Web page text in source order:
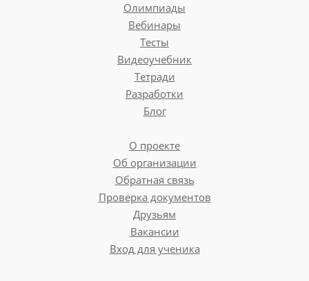
Олимпиады
Вебинары
Тесты
Видеоучебник
Тетради
Разработки
Блог
О проекте
Об организации
Обратная связь
Проверка документов
Друзьям
Вакансии
Вход для ученика